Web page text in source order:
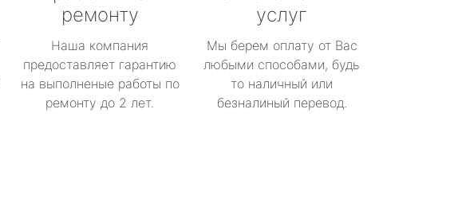
ремонту
Наша компания
предоставляет гарантию
на выполненые работы по
ремонту до 2 лет.
услуг
Мы берем оплату от Вас
любыми способами, будь
то наличный или
безналиный перевод.